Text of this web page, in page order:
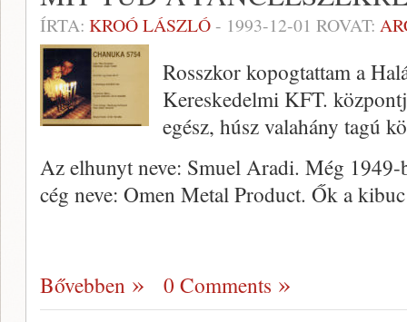
ÍRTA: KROÓ LÁSZLÓ- 1993-12-01 ROVAT:
Rosszkor kopogtattam a
Kereskedelmi KFT.
egész, húsz valahány tagú
Az elhunyt neve: Smuel Aradi. Még
cég neve: Omen Metal Product. Ők a
Bővebben 0 Comments